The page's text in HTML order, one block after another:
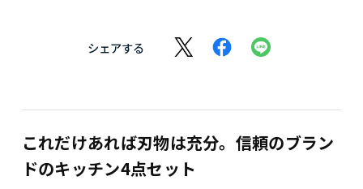
シェアする
これだけあれば刃物は充分。信頼のブラン
ドのキッチン4点セット